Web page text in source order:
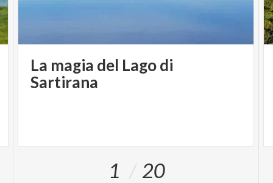
La magia del Lago di
Sartirana
1 20